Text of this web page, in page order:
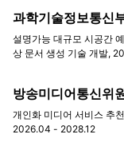
과학기술정보통신
설명가능 대규모 시공간
상 문서 생성 기술 개발,
방송미디어통신위
개인화 미디어 서비스 추
2026.04 - 2028.12